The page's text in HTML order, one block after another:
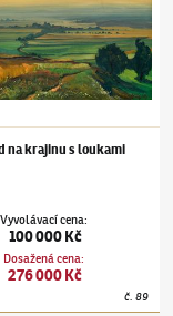
na krajinu s loukami
Vyvolávací cena:
100 000 Kč
Dosažená cena:
276 000 Kč
č.89